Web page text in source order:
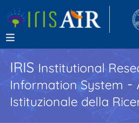
IRISInstitutional
Information System -
Istituzionale della